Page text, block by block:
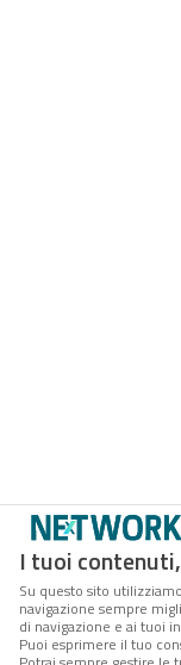
I tuoi
Su questo sito
navigazione sempre
di navigazione e ai tuoi
Puoi esprimere il tuo